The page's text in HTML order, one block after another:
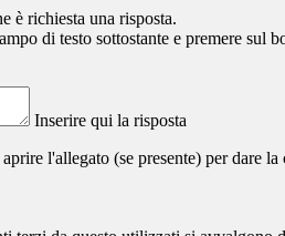
è richiesta una risposta.
di testo sottostante e premere
Inserire qui la risposta
l'allegato (se presente) per dare